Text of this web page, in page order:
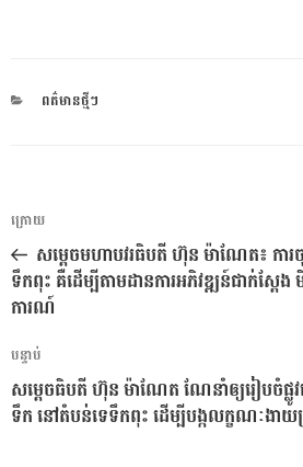
CATEGORIES
ពត៌មានថ្មីៗ
ការ​
នាំទិស​
ប្រកាស
អត្ថបទ
មុន
ក្រោយ
សម្ដេចមហាបវរធិបតី ហ៊ុន ម៉ាណែត៖ ការ
ទឹកពុះ គឺដើម្បីតាមដានការអភិវឌ្ឍន៍ជាក់ស្ដែ
ការណ៍
អត្ថបទ
បន្ទាប់
បន្ទាប់
សម្ដេចធិបតី ហ៊ុន ម៉ាណែត ណែនាំឲ្យរៀបចំផ្លូវថ្
ទឹក នៅតំបន់ទេទឹកពុះ ដើម្បីបង្កលក្ខណៈងា